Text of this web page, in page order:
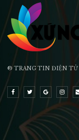
® TRANG TIN ĐIỆN TỬ